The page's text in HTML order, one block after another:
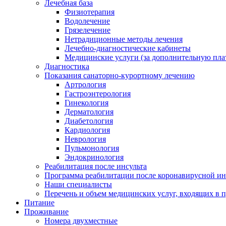
Лечебная база
Физиотерапия
Водолечение
Грязелечение
Нетрадиционные методы лечения
Лечебно-диагностические кабинеты
Медицинские услуги (за дополнительную
Диагностика
Показания санаторно-курортному лечению
Артрология
Гастроэнтерология
Гинекология
Дерматология
Диабетология
Кардиология
Неврология
Пульмонология
Эндокринология
Реабилитация после инсульта
Программа реабилитации после коронавирусной
Наши специалисты
Перечень и объем медицинских услуг, входящих в
Питание
Проживание
Номера двухместные